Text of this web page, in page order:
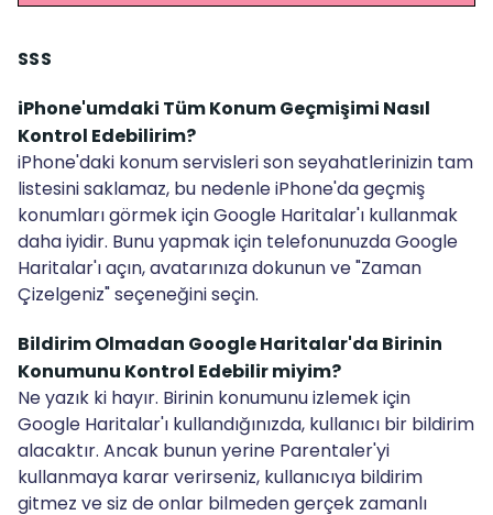
SSS
iPhone'umdaki Tüm Konum Geçmişimi Nasıl
Kontrol Edebilirim?
iPhone'daki konum servisleri son seyahatlerinizin tam
listesini saklamaz, bu nedenle iPhone'da geçmiş
konumları görmek için Google Haritalar'ı kullanmak
daha iyidir. Bunu yapmak için telefonunuzda Google
Haritalar'ı açın, avatarınıza dokunun ve "Zaman
Çizelgeniz" seçeneğini seçin.
Bildirim Olmadan Google Haritalar'da Birinin
Konumunu Kontrol Edebilir miyim?
Ne yazık ki hayır. Birinin konumunu izlemek için
Google Haritalar'ı kullandığınızda, kullanıcı bir bildirim
alacaktır. Ancak bunun yerine Parentaler'yi
kullanmaya karar verirseniz, kullanıcıya bildirim
gitmez ve siz de onlar bilmeden gerçek zamanlı